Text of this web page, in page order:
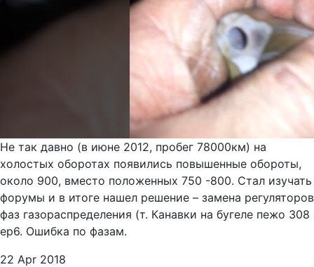
Не так давно (в июне 2012, пробег 78000км) на
холостых оборотах появились повышенные обороты,
около 900, вместо положенных 750 -800. Стал изучать
форумы и в итоге нашел решение – замена регуляторов
фаз газораспределения (т. Канавки на бугеле пежо 308
ep6. Ошибка по фазам.
22 Apr 2018